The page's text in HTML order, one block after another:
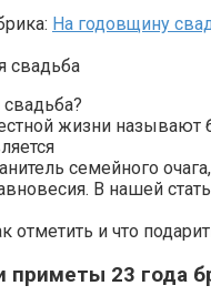
На годовщину
свадьба?
жизни называют
семейного
В нашей
отметить и что
приметы 23 года